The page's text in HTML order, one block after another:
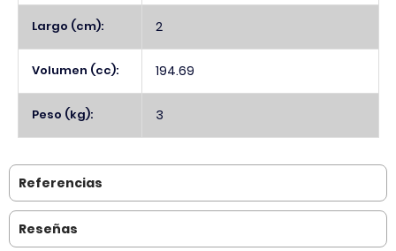
Largo (cm): 2
Volumen (cc): 194.69
Peso (kg): 3
Referencias
Reseñas